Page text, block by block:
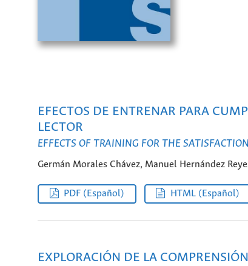
EFECTOS DE ENTRENAR PARA
LECTOR
EFFECTS OF TRAINING FOR THE
Germán Morales Chávez, Manuel Hernández
PDF (Español) HTML (Español)
EXPLORACIÓN DE LA